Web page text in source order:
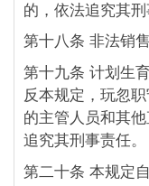
的，依法追究其
第十八条 非法销
第十九条 计划生
反本规定，玩忽
的主管人员和其
追究其刑事责任。
第二十条 本规定